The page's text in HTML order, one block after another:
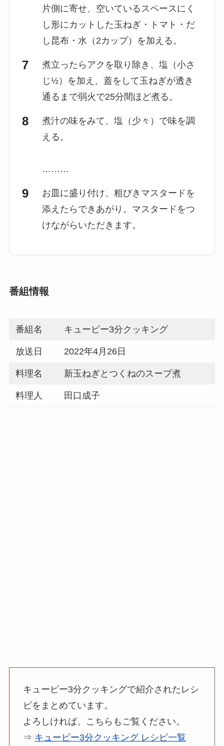
片側に寄せ、空いているスペースにく
し形にカットした玉ねぎ・トマト・だ
し昆布・水（2カップ）を加える。
煮立ったらアクを取り除き、塩（小さ
じ½）を加え、蓋をして玉ねぎが透き
通るまで弱火で25分間ほど煮る。
煮汁の味をみて、塩（少々）で味を調
える。
………
お皿に盛り付け、粗びきマスタードを
添えたらできあがり。マスタードをつ
けながらいただきます。
番組情報
番組名 キューピー3分クッキング
放送日 2022年4月26日
料理名 新玉ねぎとつくねのスープ煮
料理人 田口成子
キューピー3分クッキングで紹介されたレシ
ピをまとめています。
よろしければ、こちらもご覧ください。
⇒ キューピー3分クッキング レシピ一覧